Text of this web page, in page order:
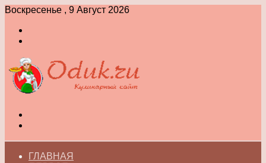
Воскресенье , 9 Август 2026
ГЛАВНАЯ